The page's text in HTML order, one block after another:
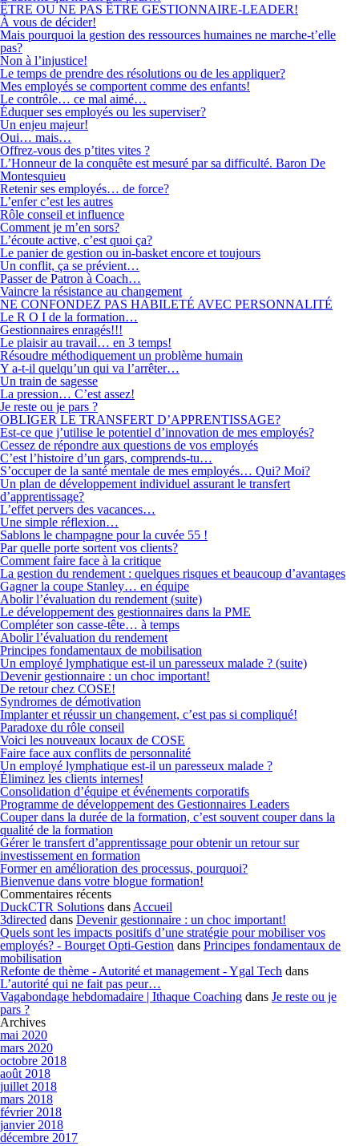
ÊTRE OU NE PAS ÊTRE GESTIONNAIRE-LEADER!
À vous de décider!
Mais pourquoi la gestion des ressources humaines ne marche-t’elle
pas?
Non à l’injustice!
Le temps de prendre des résolutions ou de les appliquer?
Mes employés se comportent comme des enfants!
Le contrôle… ce mal aimé…
Éduquer ses employés ou les superviser?
Un enjeu majeur!
Oui… mais…
Offrez-vous des p’tites vites ?
L’Honneur de la conquête est mesuré par sa difficulté. Baron De
Montesquieu
Retenir ses employés… de force?
L’enfer c’est les autres
Rôle conseil et influence
Comment je m’en sors?
L’écoute active, c’est quoi ça?
Le panier de gestion ou in-basket encore et toujours
Un conflit, ça se prévient…
Passer de Patron à Coach…
Vaincre la résistance au changement
NE CONFONDEZ PAS HABILETÉ AVEC PERSONNALITÉ
Le R O I de la formation…
Gestionnaires enragés!!!
Le plaisir au travail… en 3 temps!
Résoudre méthodiquement un problème humain
Y a-t-il quelqu’un qui va l’arrêter…
Un train de sagesse
La pression… C’est assez!
Je reste ou je pars ?
OBLIGER LE TRANSFERT D’APPRENTISSAGE?
Est-ce que j’utilise le potentiel d’innovation de mes employés?
Cessez de répondre aux questions de vos employés
C’est l’histoire d’un gars, comprends-tu…
S’occuper de la santé mentale de mes employés… Qui? Moi?
Un plan de développement individuel assurant le transfert
d’apprentissage?
L’effet pervers des vacances…
Une simple réflexion…
Sablons le champagne pour la cuvée 55 !
Par quelle porte sortent vos clients?
Comment faire face à la critique
La gestion du rendement : quelques risques et beaucoup d’avantages
Gagner la coupe Stanley… en équipe
Abolir l’évaluation du rendement (suite)
Le développement des gestionnaires dans la PME
Compléter son casse-tête… à temps
Abolir l’évaluation du rendement
Principes fondamentaux de mobilisation
Un employé lymphatique est-il un paresseux malade ? (suite)
Devenir gestionnaire : un choc important!
De retour chez COSE!
Syndromes de démotivation
Implanter et réussir un changement, c’est pas si compliqué!
Paradoxe du rôle conseil
Voici les nouveaux locaux de COSE
Faire face aux conflits de personnalité
Un employé lymphatique est-il un paresseux malade ?
Éliminez les clients internes!
Consolidation d’équipe et événements corporatifs
Programme de développement des Gestionnaires Leaders
Couper dans la durée de la formation, c’est souvent couper dans la
qualité de la formation
Gérer le transfert d’apprentissage pour obtenir un retour sur
investissement en formation
Former en amélioration des processus, pourquoi?
Bienvenue dans votre blogue formation!
Commentaires récents
DuckCTR Solutions dans Accueil
3directed dans Devenir gestionnaire : un choc important!
Quels sont les impacts positifs d’une stratégie pour mobiliser vos
employés? - Bourget Opti-Gestion dans Principes fondamentaux de
mobilisation
Refonte de thème - Autorité et management - Ygal Tech dans
L’autorité qui ne fait pas peur…
Vagabondage hebdomadaire | Ithaque Coaching dans Je reste ou je
pars ?
Archives
mai 2020
mars 2020
octobre 2018
août 2018
juillet 2018
mars 2018
février 2018
janvier 2018
décembre 2017